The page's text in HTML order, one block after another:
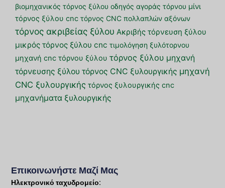
βιομηχανικός τόρνος ξύλου οδηγός αγοράς τόρνου μίνι
τόρνος ξύλου cnc τόρνος CNC πολλαπλών αξόνων
τόρνος ακριβείας ξύλου Ακριβής τόρνευση ξύλου
μικρός τόρνος ξύλου cnc τιμολόγηση ξυλότορνου
μηχανή cnc τόρνου ξύλου τόρνος ξύλου μηχανή
τόρνευσης ξύλου τόρνος CNC ξυλουργικής μηχανή
CNC ξυλουργικής τόρνος ξυλουργικής cnc
μηχανήματα ξυλουργικής
Επικοινωνήστε Μαζί Μας
Ηλεκτρονικό ταχυδρομείο: